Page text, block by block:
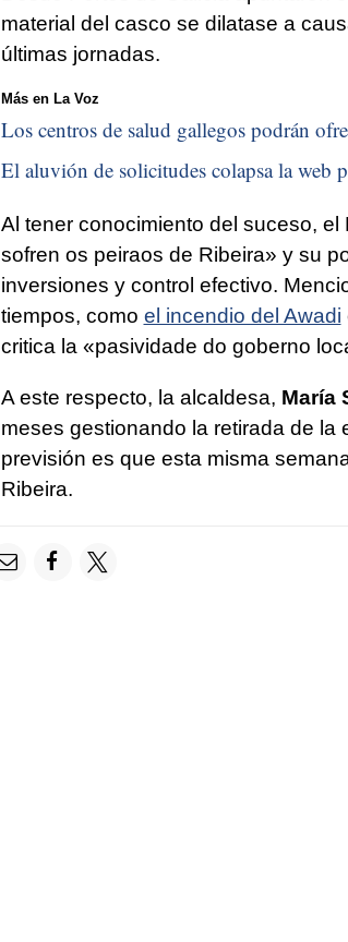
material del casco se dilatase a
últimas jornadas.
Más en La Voz
Los centros de salud gallegos podrán
El aluvión de solicitudes colapsa la web
Al tener conocimiento del suceso,
sofren os peiraos de Ribeira» y su
inversiones y control efectivo.
tiempos, como el incendio del Awadi
critica la «pasividade do goberno
A este respecto, la alcaldesa, María
meses gestionando la retirada de la
previsión es que esta misma
Ribeira.